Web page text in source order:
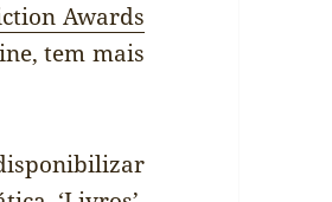
Awards
tem mais